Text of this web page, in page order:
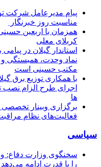
پیام مدیرعامل شركت
مناسبت روز خبرنگار ‌
همزمان با اربعین
کربلای معلی
استاندار گیلان در
نماد وحدت، همبستگی و
مکتب حسینی است
با همکاری توزیع برق
اجرای طرح الزام نصب
ها
برگزاری وبینار تخصصی
فعالیت‌های نظام
سیاسی
سخنگوی وزارت دفاع:
را با قدرت ادامه می‌دهد